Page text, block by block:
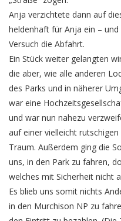
Anja verzichtete dann auf
heldenhaft für Anja ein –
Versuch die Abfahrt.
Ein Stück weiter gelangten
die aber, wie alle anderen
des Parks und in näherer
war eine
und war nun nahezu
auf einer vielleicht
Traum. Außerdem ging die
uns, in den Park zu fahren,
welches mit Sicherheit nicht
Es blieb uns somit nichts
in den Murchison NP zu